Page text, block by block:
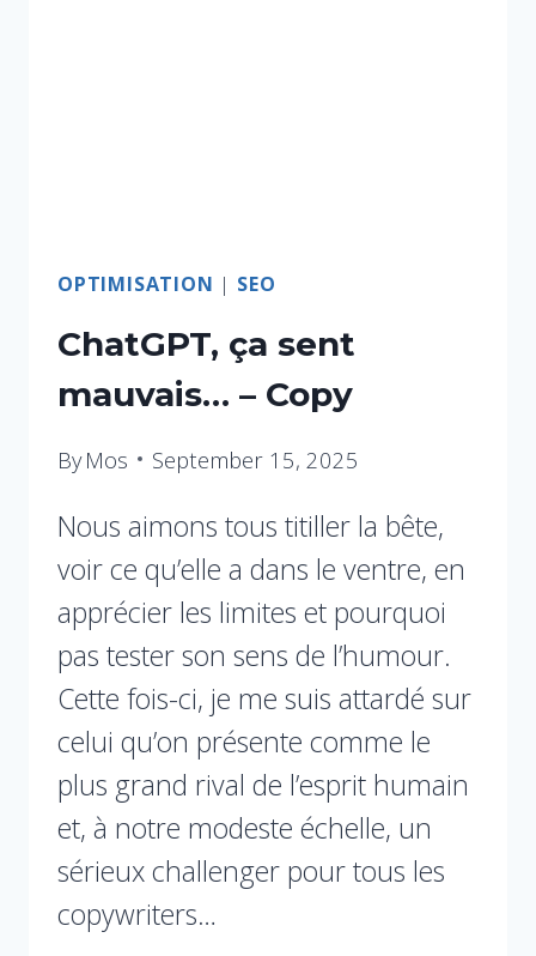
OPTIMISATION | SEO
ChatGPT, ça sent
mauvais… – Copy
By Mos September 15, 2025
Nous aimons tous titiller la bête,
voir ce qu’elle a dans le ventre, en
apprécier les limites et pourquoi
pas tester son sens de l’humour.
Cette fois-ci, je me suis attardé sur
celui qu’on présente comme le
plus grand rival de l’esprit humain
et, à notre modeste échelle, un
sérieux challenger pour tous les
copywriters…